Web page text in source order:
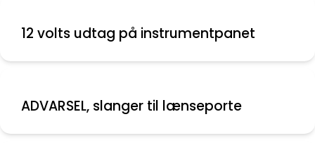
12 volts udtag på instrumentpanet
ADVARSEL, slanger til lænseporte